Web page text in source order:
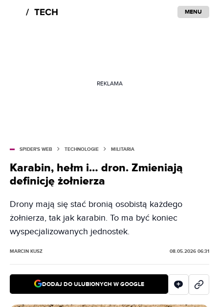
MENU
REKLAMA
SPIDER'S WEB TECHNOLOGIE MILITARIA
Karabin, hełm i… dron. Zmieniają
definicję żołnierza
Drony mają się stać bronią osobistą każdego
żołnierza, tak jak karabin. To ma być koniec
wyspecjalizowanych jednostek.
MARCIN KUSZ 08.05.2026 06:31
DODAJ DO ULUBIONYCH W GOOGLE